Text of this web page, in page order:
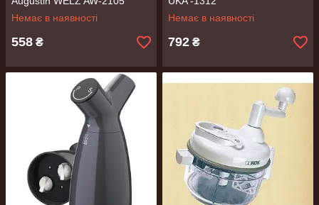
Немає в наявності
558 ₴
Немає в наявності
792 ₴